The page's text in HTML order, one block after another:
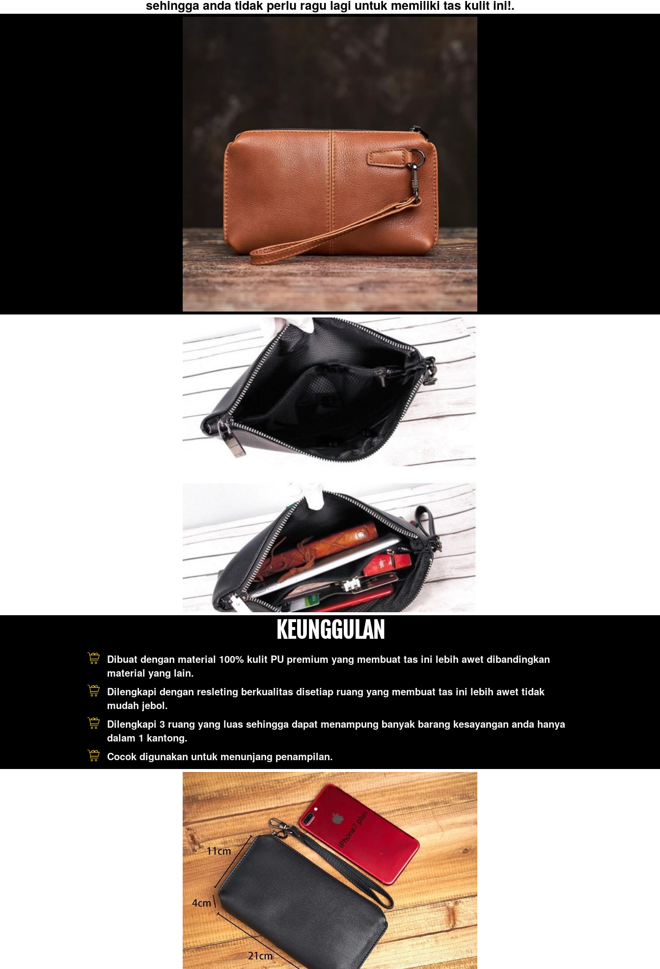
sehingga anda tidak perlu ragu lagi untuk memiliki tas kulit ini!.
KEUNGGULAN
Dibuat dengan material 100% kulit PU premium yang membuat tas ini lebih awet dibandingkan
material yang lain.
Dilengkapi dengan resleting berkualitas disetiap ruang yang membuat tas ini lebih awet tidak
mudah jebol.
Dilengkapi 3 ruang yang luas sehingga dapat menampung banyak barang kesayangan anda hanya
dalam 1 kantong.
Cocok digunakan untuk menunjang penampilan.